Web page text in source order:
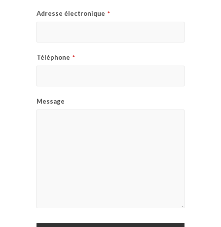
Adresse électronique *
Téléphone *
Message